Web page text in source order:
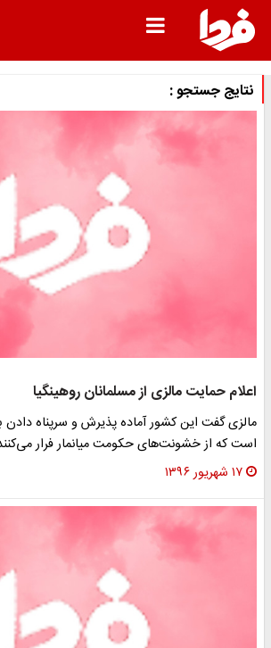
نتایج جستجو :
اعلام حمایت مالزی از مسلمانان روهینگیا
مالزی گفت این کشور آماده پذیرش و سرپناه دادن به
است که از خشونت‌های حکومت میانمار فرار می‌کنند.
۱۷ شهریور ۱۳۹۶